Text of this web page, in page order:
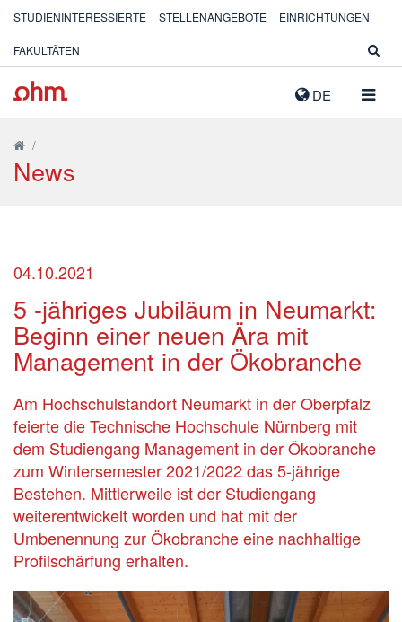
DE
STUDIENINTERESSIERTE STELLENANGEBOTE EINRICHTUNGEN
FAKULTÄTEN
/
News
04.10.2021
5 -jähriges Jubiläum in Neumarkt:
Beginn einer neuen Ära mit
Management in der Ökobranche
Am Hochschulstandort Neumarkt in der Oberpfalz
feierte die Technische Hochschule Nürnberg mit
dem Studiengang Management in der Ökobranche
zum Wintersemester 2021/2022 das 5-jährige
Bestehen. Mittlerweile ist der Studiengang
weiterentwickelt worden und hat mit der
Umbenennung zur Ökobranche eine nachhaltige
Profilschärfung erhalten.